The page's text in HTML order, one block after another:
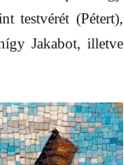
testvérét (Pétert),
Jakabot, illetve